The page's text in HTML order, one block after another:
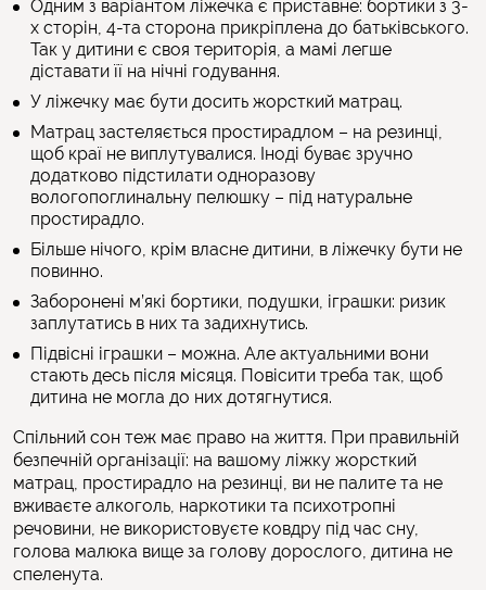
Одним з варіантом ліжечка є приставне: бортики з 3-
х сторін, 4-та сторона прикріплена до батьківського.
Так у дитини є своя територія, а мамі легше
діставати її на нічні годування.
У ліжечку має бути досить жорсткий матрац.
Матрац застеляється простирадлом – на резинці,
щоб краї не виплутувалися. Іноді буває зручно
додатково підстилати одноразову
вологопоглинальну пелюшку – під натуральне
простирадло.
Більше нічого, крім власне дитини, в ліжечку бути не
повинно.
Заборонені м’які бортики, подушки, іграшки: ризик
заплутатись в них та задихнутись.
Підвісні іграшки – можна. Але актуальними вони
стають десь після місяця. Повісити треба так, щоб
дитина не могла до них дотягнутися.
Спільний сон теж має право на життя. При правильній
безпечній організації: на вашому ліжку жорсткий
матрац, простирадло на резинці, ви не палите та не
вживаєте алкоголь, наркотики та психотропні
речовини, не використовуєте ковдру під час сну,
голова малюка вище за голову дорослого, дитина не
спеленута.